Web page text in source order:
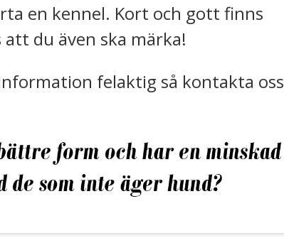
en kennel. Kort och gott finns
du även ska märka!
felaktig så kontakta oss